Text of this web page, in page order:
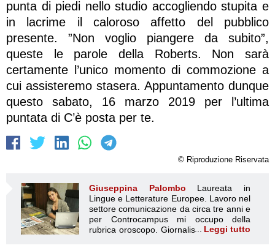
punta di piedi nello studio accogliendo stupita e
in lacrime il caloroso affetto del pubblico
presente. ”Non voglio piangere da subito”,
queste le parole della Roberts. Non sarà
certamente l’unico momento di commozione a
cui assisteremo stasera. Appuntamento dunque
questo sabato, 16 marzo 2019 per l’ultima
puntata di C’è posta per te.
© Riproduzione Riservata
Giuseppina Palombo Laureata in
Lingue e Letterature Europee. Lavoro nel
settore comunicazione da circa tre anni e
per Controcampus mi occupo della
rubrica oroscopo. Giornalista di articoli di
Leggi tutto